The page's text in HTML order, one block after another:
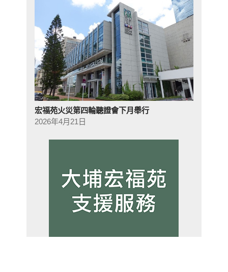
宏福苑火災第四輪聽證會下月舉行
2026年4月21日